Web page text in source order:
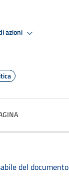
azioni
del documento